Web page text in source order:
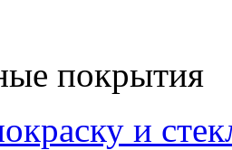
покрытия
и